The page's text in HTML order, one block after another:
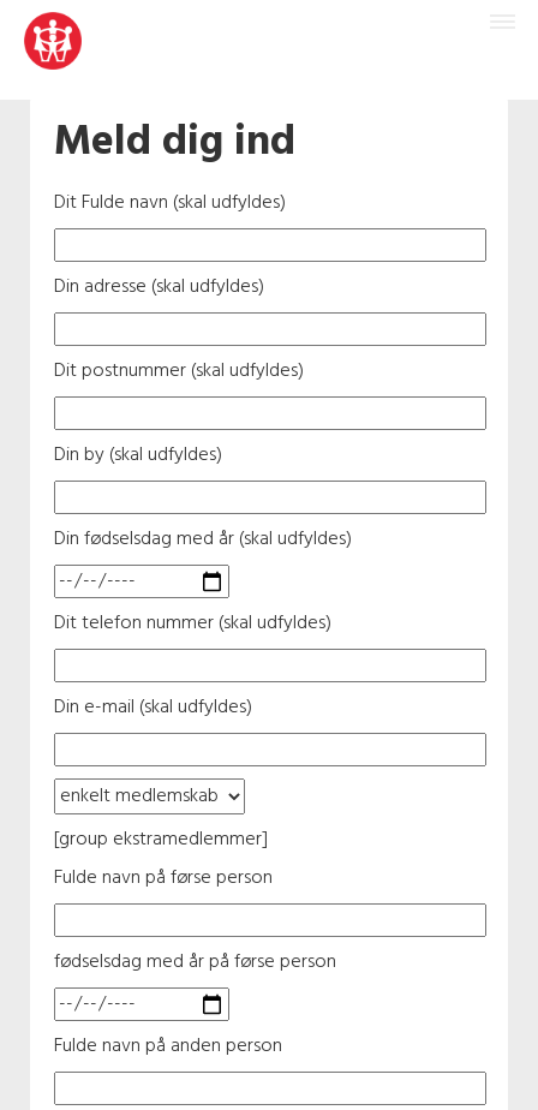
Meld dig ind
Dit Fulde navn (skal udfyldes)
Din adresse (skal udfyldes)
Dit postnummer (skal udfyldes)
Din by (skal udfyldes)
Din fødselsdag med år (skal udfyldes)
Dit telefon nummer (skal udfyldes)
Din e-mail (skal udfyldes)
[group ekstramedlemmer]
Fulde navn på førse person
fødselsdag med år på førse person
Fulde navn på anden person